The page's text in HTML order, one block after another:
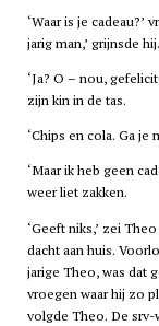
‘Waar is je cadeau?’
jarig man,’ grijnsde hij.
‘Ja? O – nou,
zijn kin in de tas.
‘Chips en cola. Ga
‘Maar ik heb geen
weer liet zakken.
‘Geeft niks,’ zei
dacht aan huis.
jarige Theo, was dat
vroegen waar hij zo
volgde Theo. De srv-